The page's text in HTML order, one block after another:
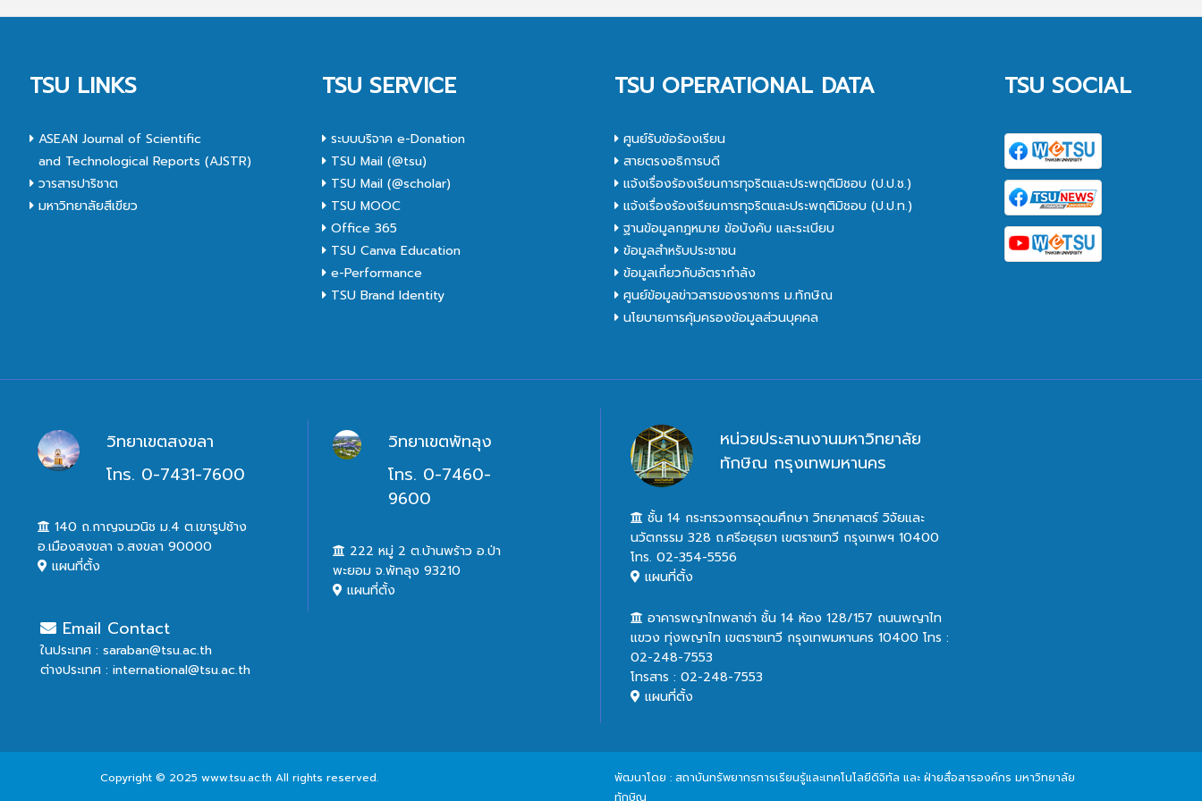
TSU LINKS
ASEAN Journal of Scientific
and Technological Reports (AJSTR)
วารสารปาริชาต
มหาวิทยาลัยสีเขียว
TSU SERVICE
ระบบบริจาค e-Donation
TSU Mail (@tsu)
TSU Mail (@scholar)
TSU MOOC
Office 365
TSU Canva Education
e-Performance
TSU Brand Identity
TSU OPERATIONAL DATA
ศูนย์รับข้อร้องเรียน
สายตรงอธิการบดี
แจ้งเรื่องร้องเรียนการทุจริตและประพฤติมิชอบ (ป.ป.ช.)
แจ้งเรื่องร้องเรียนการทุจริตและประพฤติมิชอบ (ป.ป.ท.)
ฐานข้อมูลกฎหมาย ข้อบังคับ และระเบียบ
ข้อมูลสำหรับประชาชน
ข้อมูลเกี่ยวกับอัตรากำลัง
ศูนย์ข้อมูลข่าวสารของราชการ ม.ทักษิณ
นโยบายการคุ้มครองข้อมูลส่วนบุคคล
TSU SOCIAL
วิทยาเขตสงขลา
โทร. 0-7431-7600
140 ถ.กาญจนวนิช ม.4 ต.เขารูปช้าง
อ.เมืองสงขลา จ.สงขลา 90000
แผนที่ตั้ง
วิทยาเขตพัทลุง
โทร. 0-7460-
9600
222 หมู่ 2 ต.บ้านพร้าว อ.ป่า
พะยอม จ.พัทลุง 93210
แผนที่ตั้ง
Email Contact
ในประเทศ : saraban@tsu.ac.th
ต่างประเทศ : international@tsu.ac.th
หน่วยประสานงานมหาวิทยาลัย
ทักษิณ กรุงเทพมหานคร
ชั้น 14 กระทรวงการอุดมศึกษา วิทยาศาสตร์ วิจัยและ
นวัตกรรม 328 ถ.ศรีอยุธยา เขตราชเทวี กรุงเทพฯ 10400
โทร. 02-354-5556
แผนที่ตั้ง
อาคารพญาไทพลาซ่า ชั้น 14 ห้อง 128/157 ถนนพญาไท
แขวง ทุ่งพญาไท เขตราชเทวี กรุงเทพมหานคร 10400 โทร :
02-248-7553
โทรสาร : 02-248-7553
แผนที่ตั้ง
Copyright © 2025 www.tsu.ac.th All rights reserved.
พัฒนาโดย : สถาบันทรัพยากรการเรียนรู้และเทคโนโลยีดิจิทัล และ ฝ่ายสื่อสารองค์กร มหาวิทยาลัย
ทักษิณ